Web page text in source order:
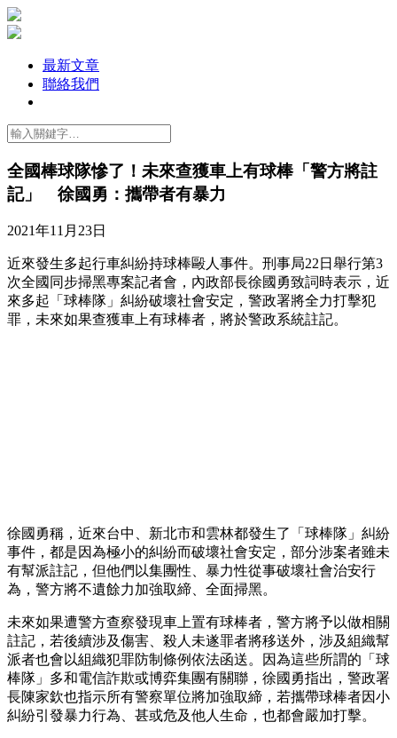
最新文章
聯絡我們
全國棒球隊慘了！未來查獲車上有球棒「警方將註
記」 徐國勇：攜帶者有暴力
2021年11月23日
近來發生多起行車糾紛持球棒毆人事件。刑事局22日舉行第3
次全國同步掃黑專案記者會，內政部長徐國勇致詞時表示，近
來多起「球棒隊」糾紛破壞社會安定，警政署將全力打擊犯
罪，未來如果查獲車上有球棒者，將於警政系統註記。
徐國勇稱，近來台中、新北市和雲林都發生了「球棒隊」糾紛
事件，都是因為極小的糾紛而破壞社會安定，部分涉案者雖未
有幫派註記，但他們以集團性、暴力性從事破壞社會治安行
為，警方將不遺餘力加強取締、全面掃黑。
未來如果遭警方查察發現車上置有球棒者，警方將予以做相關
註記，若後續涉及傷害、殺人未遂罪者將移送外，涉及組織幫
派者也會以組織犯罪防制條例依法函送。因為這些所謂的「球
棒隊」多和電信詐欺或博弈集團有關聯，徐國勇指出，警政署
長陳家欽也指示所有警察單位將加強取締，若攜帶球棒者因小
糾紛引發暴力行為、甚或危及他人生命，也都會嚴加打擊。